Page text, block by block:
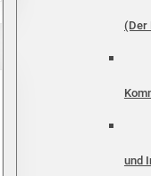
(Der
und